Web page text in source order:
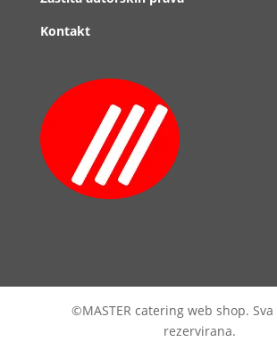
Kontakt
©MASTER catering web shop.
rezervirana.